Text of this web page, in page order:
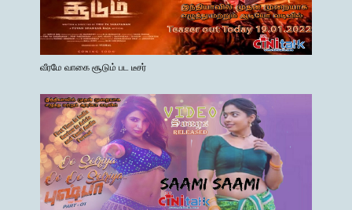
வீரமே வாகை சூடும் பட டீசர்